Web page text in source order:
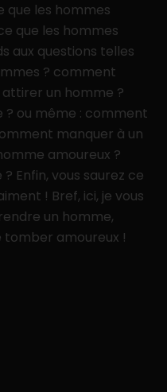
que les hommes
que les hommes
aux questions telles
? comment
un homme ?
ou même : comment
manquer à un
amoureux ?
Enfin, vous saurez ce
! Bref, ici, je vous
un homme,
tomber amoureux !